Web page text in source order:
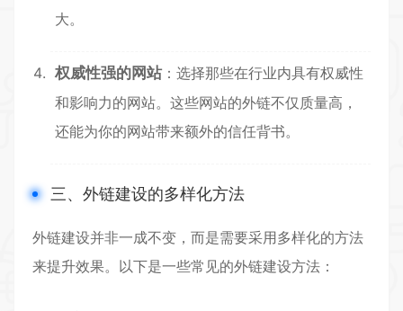
大。
权威性强的网站：选择那些在行业内具有权威性
和影响力的网站。这些网站的外链不仅质量高，
还能为你的网站带来额外的信任背书。
三、外链建设的多样化方法
外链建设并非一成不变，而是需要采用多样化的方法
来提升效果。以下是一些常见的外链建设方法：